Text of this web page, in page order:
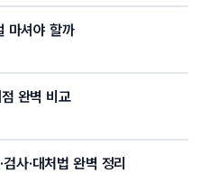
마셔야 할까
완벽 비교
사·대처법 완벽 정리